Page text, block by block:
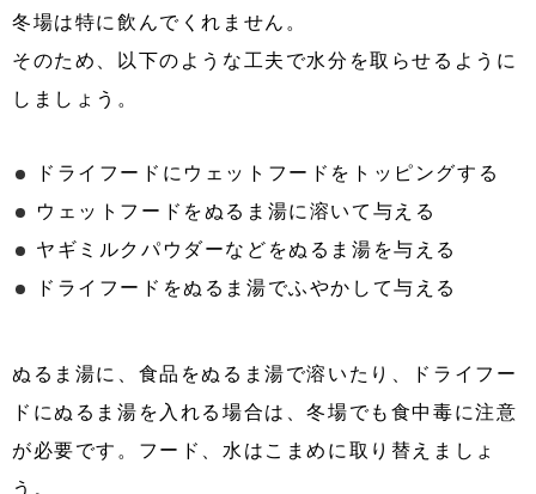
冬場は特に飲んでくれません。
そのため、以下のような工夫で水分を取らせるように
しましょう。
ドライフードにウェットフードをトッピングする
ウェットフードをぬるま湯に溶いて与える
ヤギミルクパウダーなどをぬるま湯を与える
ドライフードをぬるま湯でふやかして与える
ぬるま湯に、食品をぬるま湯で溶いたり、ドライフー
ドにぬるま湯を入れる場合は、冬場でも食中毒に注意
が必要です。フード、水はこまめに取り替えましょ
う。